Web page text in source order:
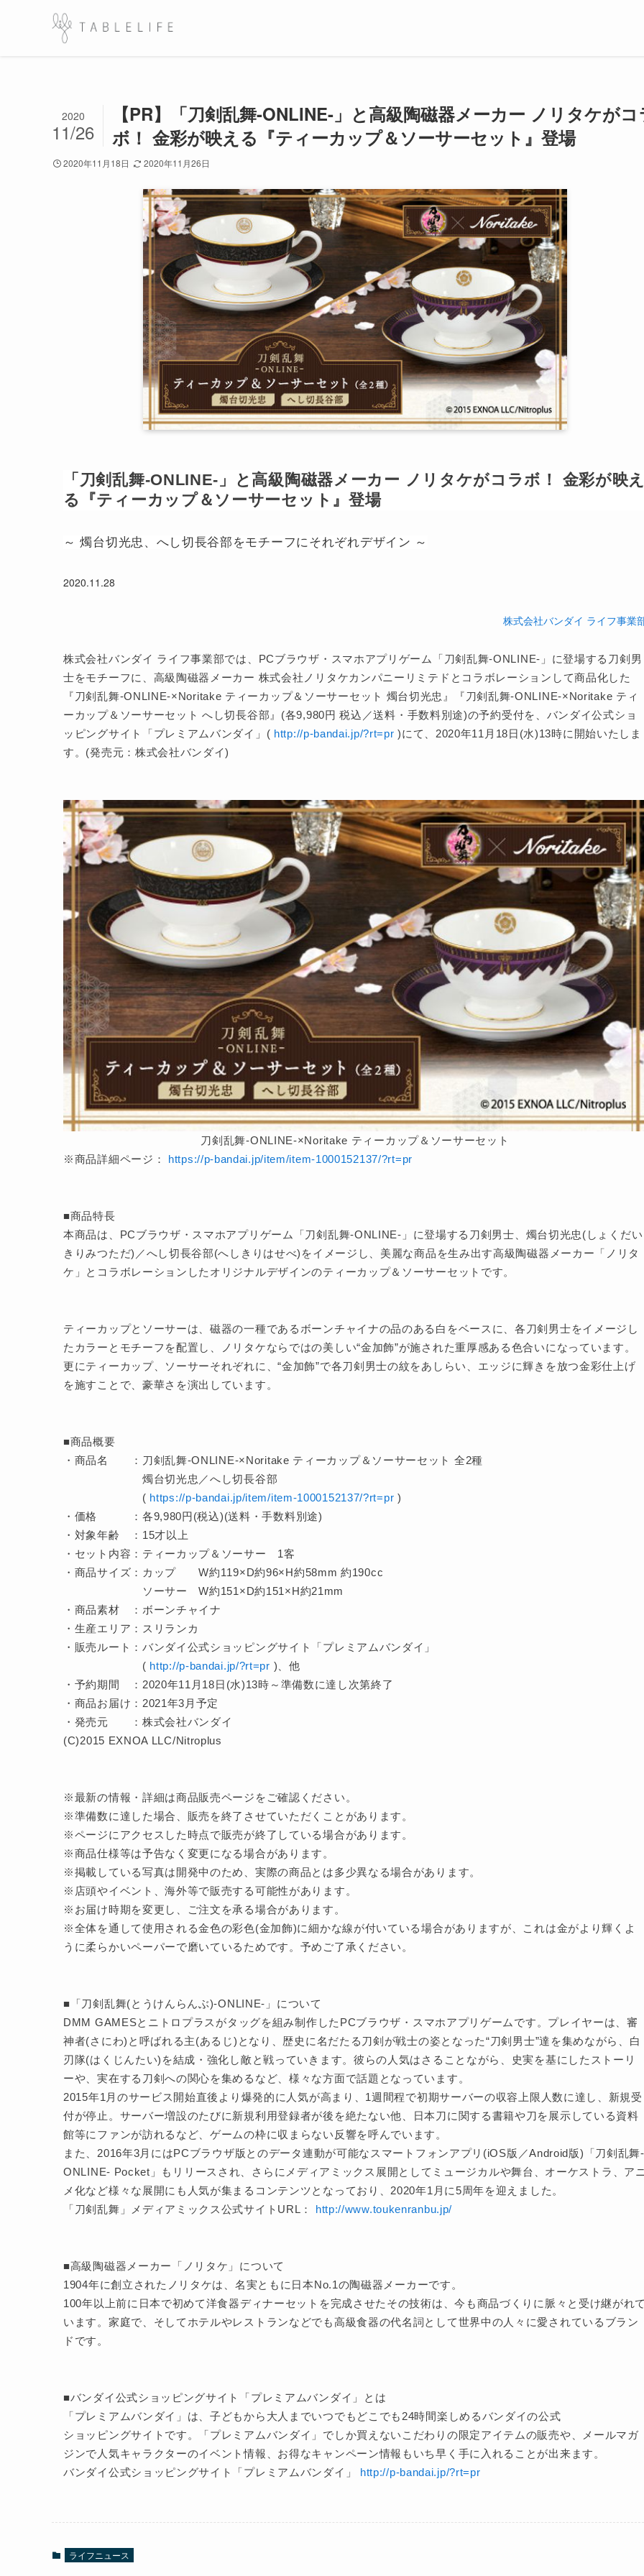
【PR】「刀剣乱舞-ONLINE-」と高級陶磁器メーカー ノリタケがコ
ボ！ 金彩が映える『ティーカップ＆ソーサーセット』登場
2020
11/26
2020年11月18日 2020年11月26日
「刀剣乱舞-ONLINE-」と高級陶磁器メーカー ノリタケがコラボ！ 金彩が映
る『ティーカップ＆ソーサーセット』登場
～ 燭台切光忠、へし切長谷部をモチーフにそれぞれデザイン ～
2020.11.28
株式会社バンダイ ライフ事業
株式会社バンダイ ライフ事業部では、PCブラウザ・スマホアプリゲーム「刀剣乱舞-ONLINE-」に登場する刀剣男
士をモチーフに、高級陶磁器メーカー 株式会社ノリタケカンパニーリミテドとコラボレーションして商品化した
『刀剣乱舞-ONLINE-×Noritake ティーカップ＆ソーサーセット 燭台切光忠』『刀剣乱舞-ONLINE-×Noritake ティ
ーカップ＆ソーサーセット へし切長谷部』(各9,980円 税込／送料・手数料別途)の予約受付を、バンダイ公式ショ
ッピングサイト「プレミアムバンダイ」( http://p-bandai.jp/?rt=pr )にて、2020年11月18日(水)13時に開始いたしま
す。(発売元：株式会社バンダイ)
刀剣乱舞-ONLINE-×Noritake ティーカップ＆ソーサーセット
※商品詳細ページ： https://p-bandai.jp/item/item-1000152137/?rt=pr
■商品特長
本商品は、PCブラウザ・スマホアプリゲーム「刀剣乱舞-ONLINE-」に登場する刀剣男士、燭台切光忠(しょくだい
きりみつただ)／へし切長谷部(へしきりはせべ)をイメージし、美麗な商品を生み出す高級陶磁器メーカー「ノリタ
ケ」とコラボレーションしたオリジナルデザインのティーカップ＆ソーサーセットです。
ティーカップとソーサーは、磁器の一種であるボーンチャイナの品のある白をベースに、各刀剣男士をイメージし
たカラーとモチーフを配置し、ノリタケならではの美しい“金加飾”が施された重厚感ある色合いになっています。
更にティーカップ、ソーサーそれぞれに、“金加飾”で各刀剣男士の紋をあしらい、エッジに輝きを放つ金彩仕上げ
を施すことで、豪華さを演出しています。
■商品概要
・商品名 ：刀剣乱舞-ONLINE-×Noritake ティーカップ＆ソーサーセット 全2種
燭台切光忠／へし切長谷部
( https://p-bandai.jp/item/item-1000152137/?rt=pr )
・価格 ：各9,980円(税込)(送料・手数料別途)
・対象年齢 ：15才以上
・セット内容：ティーカップ＆ソーサー 1客
・商品サイズ：カップ W約119×D約96×H約58mm 約190cc
ソーサー W約151×D約151×H約21mm
・商品素材 ：ボーンチャイナ
・生産エリア：スリランカ
・販売ルート：バンダイ公式ショッピングサイト「プレミアムバンダイ」
( http://p-bandai.jp/?rt=pr )、他
・予約期間 ：2020年11月18日(水)13時～準備数に達し次第終了
・商品お届け：2021年3月予定
・発売元 ：株式会社バンダイ
(C)2015 EXNOA LLC/Nitroplus
※最新の情報・詳細は商品販売ページをご確認ください。
※準備数に達した場合、販売を終了させていただくことがあります。
※ページにアクセスした時点で販売が終了している場合があります。
※商品仕様等は予告なく変更になる場合があります。
※掲載している写真は開発中のため、実際の商品とは多少異なる場合があります。
※店頭やイベント、海外等で販売する可能性があります。
※お届け時期を変更し、ご注文を承る場合があります。
※全体を通して使用される金色の彩色(金加飾)に細かな線が付いている場合がありますが、これは金がより輝くよ
うに柔らかいペーパーで磨いているためです。予めご了承ください。
■「刀剣乱舞(とうけんらんぶ)-ONLINE-」について
DMM GAMESとニトロプラスがタッグを組み制作したPCブラウザ・スマホアプリゲームです。プレイヤーは、審
神者(さにわ)と呼ばれる主(あるじ)となり、歴史に名だたる刀剣が戦士の姿となった“刀剣男士”達を集めながら、白
刃隊(はくじんたい)を結成・強化し敵と戦っていきます。彼らの人気はさることながら、史実を基にしたストーリ
ーや、実在する刀剣への関心を集めるなど、様々な方面で話題となっています。
2015年1月のサービス開始直後より爆発的に人気が高まり、1週間程で初期サーバーの収容上限人数に達し、新規受
付が停止。サーバー増設のたびに新規利用登録者が後を絶たない他、日本刀に関する書籍や刀を展示している資料
館等にファンが訪れるなど、ゲームの枠に収まらない反響を呼んでいます。
また、2016年3月にはPCブラウザ版とのデータ連動が可能なスマートフォンアプリ(iOS版／Android版)「刀剣乱舞-
ONLINE- Pocket」もリリースされ、さらにメディアミックス展開としてミュージカルや舞台、オーケストラ、ア
メ化など様々な展開にも人気が集まるコンテンツとなっており、2020年1月に5周年を迎えました。
「刀剣乱舞」メディアミックス公式サイトURL： http://www.toukenranbu.jp/
■高級陶磁器メーカー「ノリタケ」について
1904年に創立されたノリタケは、名実ともに日本No.1の陶磁器メーカーです。
100年以上前に日本で初めて洋食器ディナーセットを完成させたその技術は、今も商品づくりに脈々と受け継がれ
います。家庭で、そしてホテルやレストランなどでも高級食器の代名詞として世界中の人々に愛されているブラン
ドです。
■バンダイ公式ショッピングサイト「プレミアムバンダイ」とは
「プレミアムバンダイ」は、子どもから大人までいつでもどこでも24時間楽しめるバンダイの公式
ショッピングサイトです。「プレミアムバンダイ」でしか買えないこだわりの限定アイテムの販売や、メールマガ
ジンで人気キャラクターのイベント情報、お得なキャンペーン情報もいち早く手に入れることが出来ます。
バンダイ公式ショッピングサイト「プレミアムバンダイ」 http://p-bandai.jp/?rt=pr
ライフニュース